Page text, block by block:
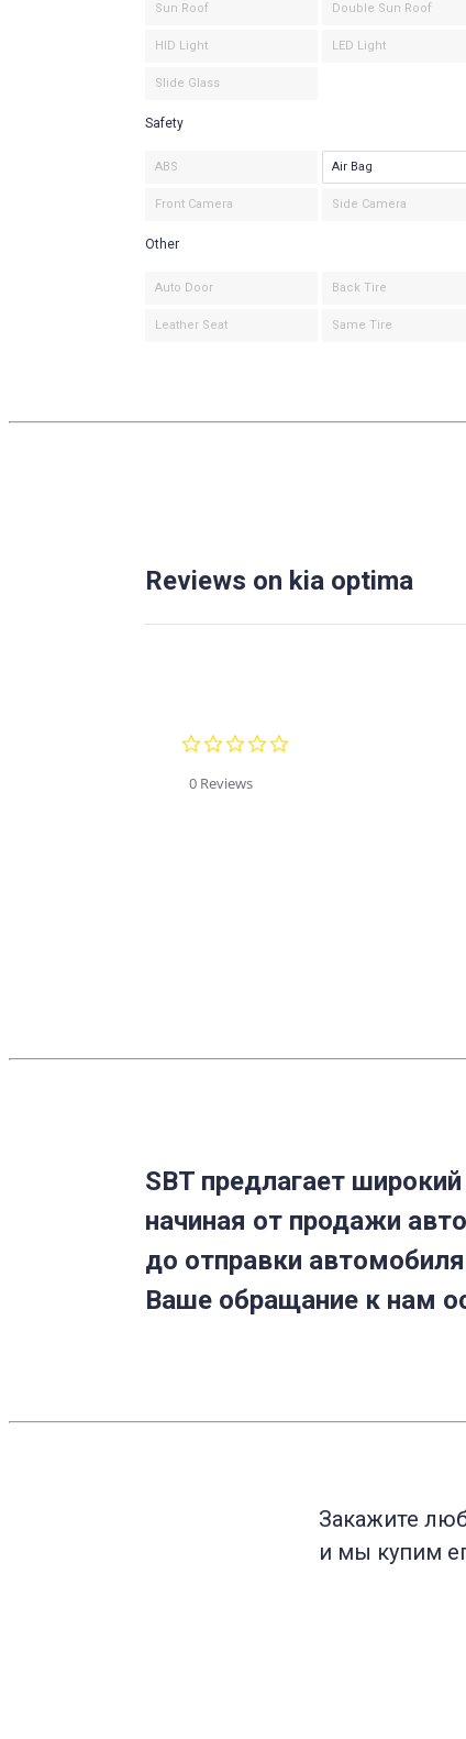
Sun Roof Double Sun Roof
HID Light LED Light
Slide Glass
Safety
ABS Air Bag
Front Camera Side Camera
Other
Auto Door Back Tire
Leather Seat Same Tire
Reviews on kia optima
0 Reviews
SBT предлагает широкий
начиная от продажи
до отправки
Ваше обращание к нам
Закажите
и мы купим